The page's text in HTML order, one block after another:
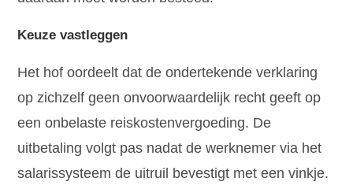
Keuze vastleggen
Het hof oordeelt dat de ondertekende verklaring
op zichzelf geen onvoorwaardelijk recht geeft op
een onbelaste reiskostenvergoeding. De
uitbetaling volgt pas nadat de werknemer via het
salarissysteem de uitruil bevestigt met een vinkje.